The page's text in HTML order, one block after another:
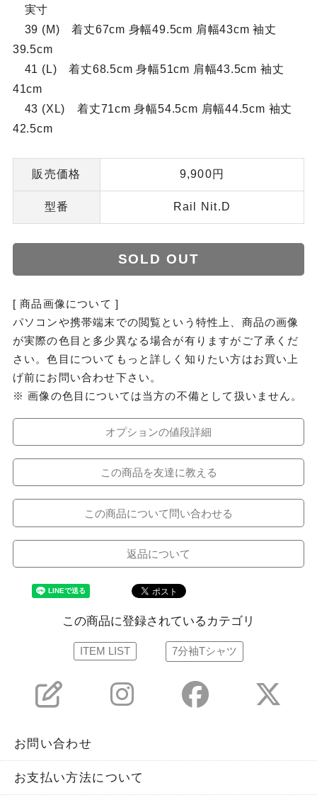
実寸
39 (M) 着丈67cm 身幅49.5cm 肩幅43cm 袖丈
39.5cm
41 (L) 着丈68.5cm 身幅51cm 肩幅43.5cm 袖丈
41cm
43 (XL) 着丈71cm 身幅54.5cm 肩幅44.5cm 袖丈
42.5cm
販売価格 9,900円
型番 Rail Nit.D
SOLD OUT
[ 商品画像について ]
パソコンや携帯端末での閲覧という特性上、商品の画像
が実際の色目と多少異なる場合が有りますがご了承くだ
さい。色目についてもっと詳しく知りたい方はお買い上
げ前にお問い合わせ下さい。
※ 画像の色目については当方の不備として扱いません。
オプションの値段詳細
この商品を友達に教える
この商品について問い合わせる
返品について
この商品に登録されているカテゴリ
ITEM LIST 7分袖Tシャツ
お問い合わせ
お支払い方法について